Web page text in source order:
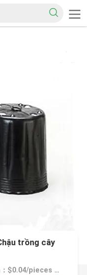
trồng cây
Giá bán：$0.04/pieces >=3000 pieces